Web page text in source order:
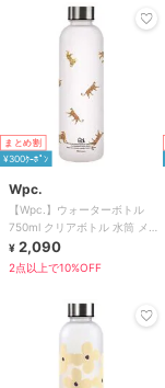
まとめ割
¥300ｸｰﾎﾟﾝ
Wpc.
【Wpc.】ウォーターボトル
750ml クリアボトル 水筒 メモ
リ付き 大容量 オフィス ジム
¥ 2,090
2点以上で10%OFF